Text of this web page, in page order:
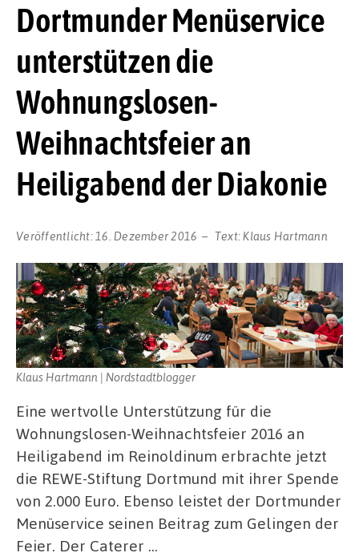
Dortmunder Menüservice
unterstützen die
Wohnungslosen-
Weihnachtsfeier an
Heiligabend der Diakonie
Veröffentlicht: 16. Dezember 2016 Text:Klaus Hartmann
Klaus Hartmann | Nordstadtblogger
Eine wertvolle Unterstützung für die
Wohnungslosen-Weihnachtsfeier 2016 an
Heiligabend im Reinoldinum erbrachte jetzt
die REWE-Stiftung Dortmund mit ihrer Spende
von 2.000 Euro. Ebenso leistet der Dortmunder
Menüservice seinen Beitrag zum Gelingen der
Feier. Der Caterer …